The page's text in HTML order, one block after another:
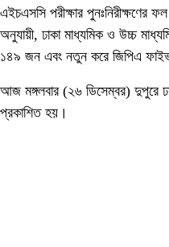
এইচএসসি পরীক্ষার পুনঃনিরীক্ষণের
অনুযায়ী, ঢাকা মাধ্যমিক ও উচ্চ
১৪৯ জন এবং নতুন করে জিপিএ
আজ মঙ্গলবার (২৬ ডিসেম্বর) দুপুরে
প্রকাশিত হয়।